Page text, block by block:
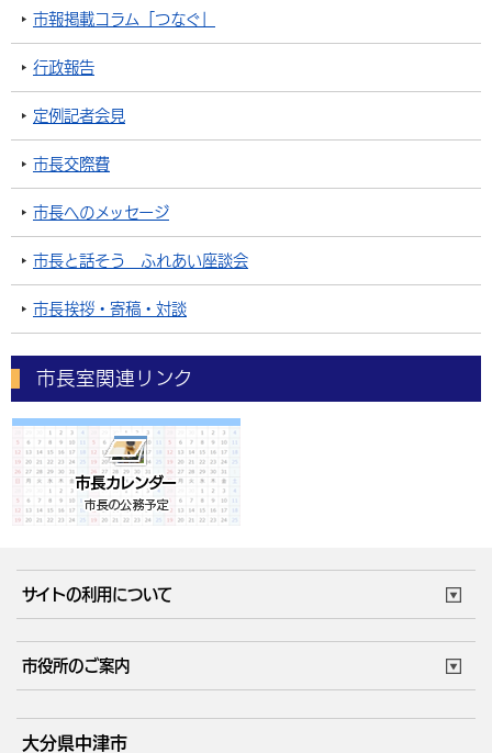
市報掲載コラム「つなぐ」
行政報告
定例記者会見
市長交際費
市長へのメッセージ
市長と話そう ふれあい座談会
市長挨拶・寄稿・対談
市長室関連リンク
サイトの利用について
サイトマップ
市役所のご案内
庁舎地図 組織案内
大分県中津市